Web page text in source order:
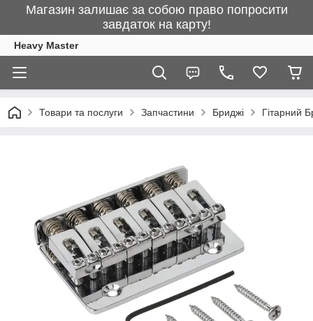
Магазин залишає за собою право попросити
завдаток на карту!
Heavy Master
Товари та послуги Запчастини Бриджі Гітарний